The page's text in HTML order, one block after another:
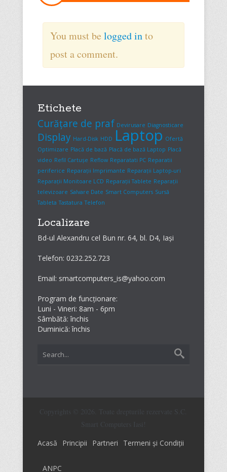
You must be logged into
post a comment.
Etichete
Curățare de praf Devirusare Diagnosticare
Display Hard-Disk HDD Laptop Ofertă
Optimizare Placă de bază Placă de bază Laptop Placă
video Refil Cartușe Reflow Reparatati PC Reparatii
periferice Reparații Imprimante Reparații Laptop-uri
Reparații Monitoare LCD Reparații Tablete Reparații
televizoare Salvare Date Smart Computers Sursă
Tableta Tastatura Telefon
Localizare
Bd-ul Alexandru cel Bun nr. 64, bl. D4, Iași
Telefon: 0232.252.723
Email: smartcomputers_is@yahoo.com
Program de funcționare:
Luni - Vineri: 8am - 6pm
Sâmbătă: închis
Duminică: închis
Copyrights © 2026. Toate drepturile rezervate S.C.
Smart Computers Iasi!
Acasă
Principii Partneri Termeni și Condiții
ANPC